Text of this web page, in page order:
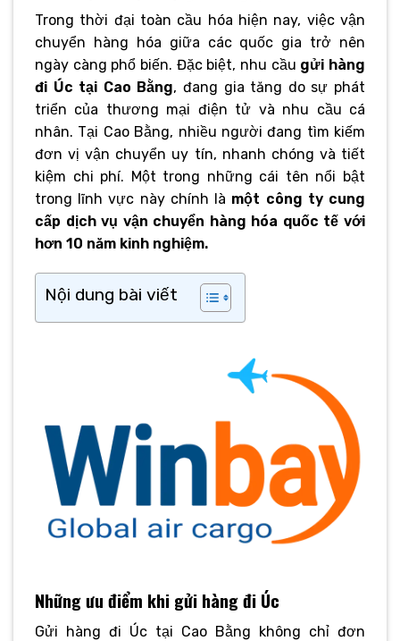
Trong thời đại toàn cầu hóa hiện nay, việc vận
chuyển hàng hóa giữa các quốc gia trở nên
ngày càng phổ biến. Đặc biệt, nhu cầu gửi hàng
đi Úc tại Cao Bằng, đang gia tăng do sự phát
triển của thương mại điện tử và nhu cầu cá
nhân. Tại Cao Bằng, nhiều người đang tìm kiếm
đơn vị vận chuyển uy tín, nhanh chóng và tiết
kiệm chi phí. Một trong những cái tên nổi bật
trong lĩnh vực này chính là một công ty cung
cấp dịch vụ vận chuyển hàng hóa quốc tế với
hơn 10 năm kinh nghiệm.
Nội dung bài viết
Những ưu điểm khi gửi hàng đi Úc
Gửi hàng đi Úc tại Cao Bằng không chỉ đơn